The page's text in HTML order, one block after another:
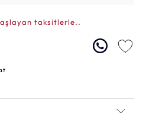
taksitlerle..